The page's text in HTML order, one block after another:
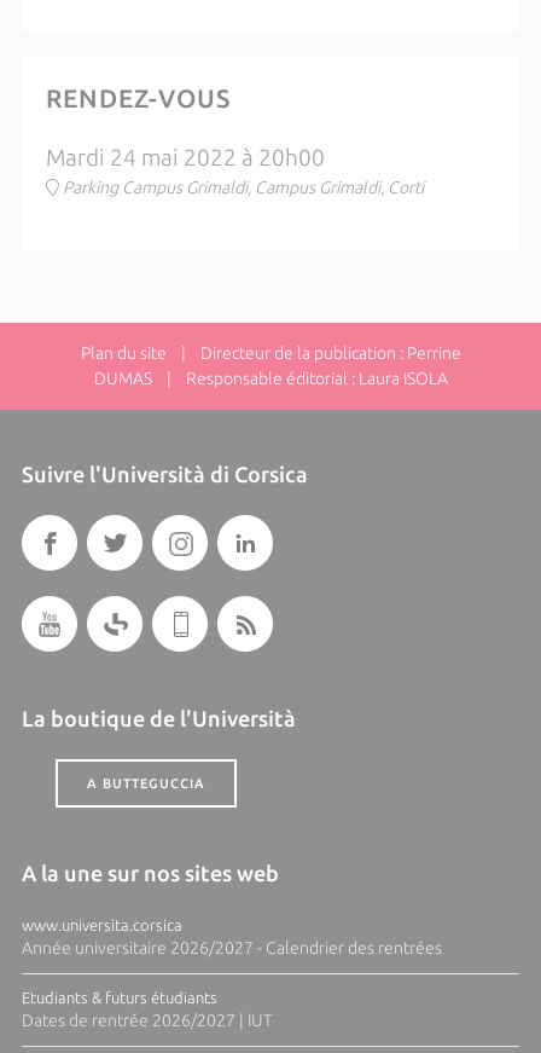
RENDEZ-VOUS
Mardi 24 mai 2022 à 20h00
Parking Campus Grimaldi, Campus Grimaldi, Corti
Plan du site | Directeur de la publication : Perrine
DUMAS | Responsable éditorial : Laura ISOLA
Suivre l'Università di Corsica
La boutique de l'Università
A BUTTEGUCCIA
A la une sur nos sites web
www.universita.corsica
Année universitaire 2026/2027 - Calendrier des rentrées
Etudiants & futurs étudiants
Dates de rentrée 2026/2027 | IUT